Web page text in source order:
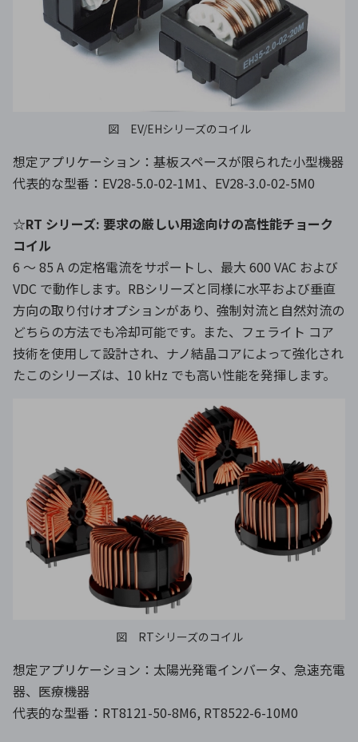
図 EV/EHシリーズのコイル
想定アプリケーション：基板スペースが限られた小型機器
代表的な型番：EV28-5.0-02-1M1、EV28-3.0-02-5M0
☆RT シリーズ: 要求の厳しい用途向けの高性能チョーク
コイル
6 〜 85 A の定格電流をサポートし、最大 600 VAC および
VDC で動作します。RBシリーズと同様に水平および垂直
方向の取り付けオプションがあり、強制対流と自然対流の
どちらの方法でも冷却可能です。また、フェライト コア
技術を使用して設計され、ナノ結晶コアによって強化され
たこのシリーズは、10 kHz でも高い性能を発揮します。
図 RTシリーズのコイル
想定アプリケーション：太陽光発電インバータ、急速充電
器、医療機器
代表的な型番：RT8121-50-8M6, RT8522-6-10M0